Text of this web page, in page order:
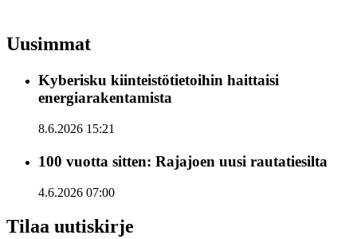
Uusimmat
Kyberisku kiinteistötietoihin haittaisi
energiarakentamista
8.6.2026 15:21
100 vuotta sitten: Rajajoen uusi rautatiesilta
4.6.2026 07:00
Tilaa uutiskirje